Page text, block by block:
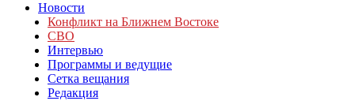
Новости
Конфликт на Ближнем Востоке
СВО
Интервью
Программы и ведущие
Сетка вещания
Редакция